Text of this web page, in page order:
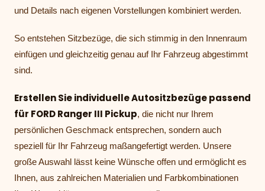
und Details nach eigenen Vorstellungen kombiniert werden.
So entstehen Sitzbezüge, die sich stimmig in den Innenraum
einfügen und gleichzeitig genau auf Ihr Fahrzeug abgestimmt
sind.
Erstellen Sie individuelle Autositzbezüge passend
für FORD Ranger III Pickup, die nicht nur Ihrem
persönlichen Geschmack entsprechen, sondern auch
speziell für Ihr Fahrzeug maßangefertigt werden. Unsere
große Auswahl lässt keine Wünsche offen und ermöglicht es
Ihnen, aus zahlreichen Materialien und Farbkombinationen